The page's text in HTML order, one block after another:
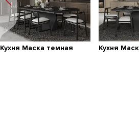
Кухня Маска темная Кухня